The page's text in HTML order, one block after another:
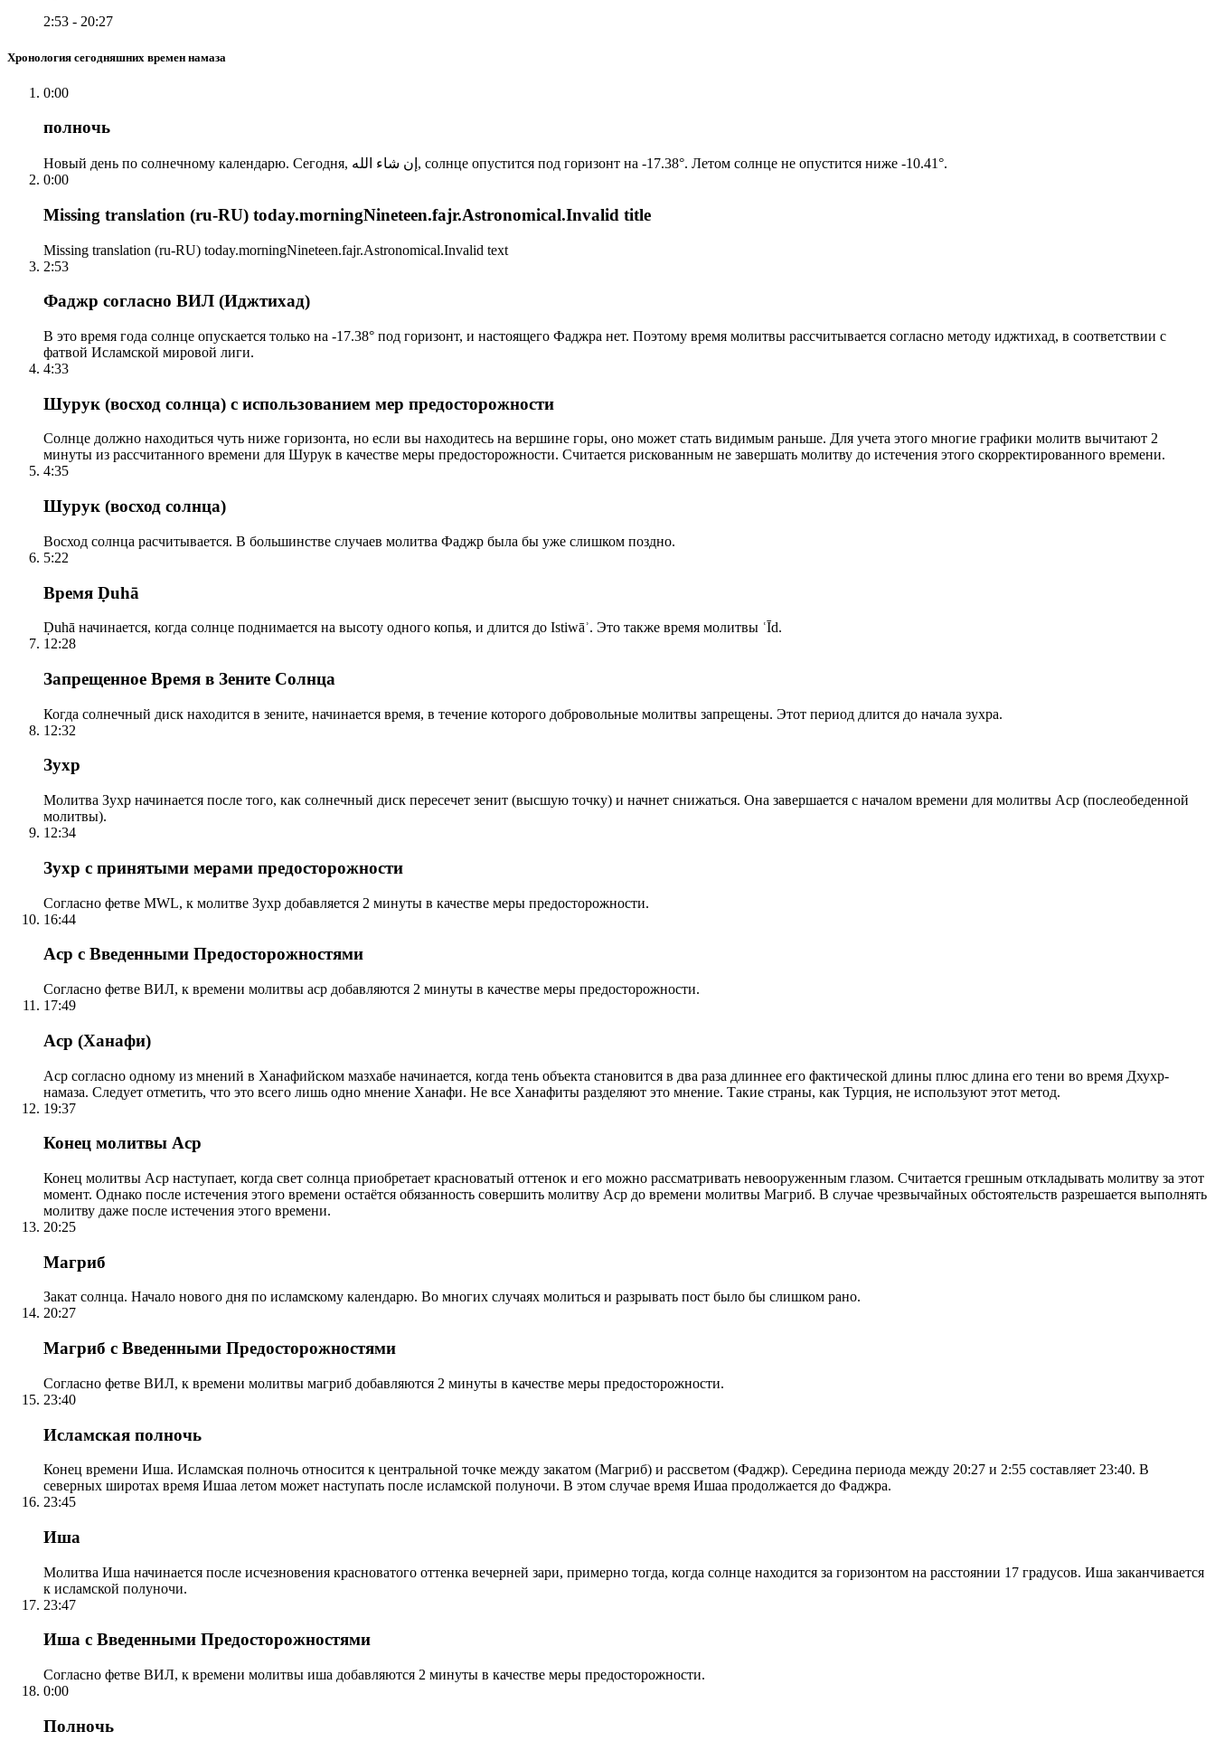
2:53 - 20:27
Хронология сегодняшних времен намаза
0:00
полночь
Новый день по солнечному календарю. Сегодня, إن شاء الله, солнце опустится под горизонт на -17.38°. Летом солнце не опустится ниже -10.41°.
0:00
Missing translation (ru-RU) today.morningNineteen.fajr.Astronomical.Invalid title
Missing translation (ru-RU) today.morningNineteen.fajr.Astronomical.Invalid text
2:53
Фаджр согласно ВИЛ (Иджтихад)
В это время года солнце опускается только на -17.38° под горизонт, и настоящего Фаджра нет. Поэтому время молитвы рассчитывается согласно методу иджтихад, в соответствии с
фатвой Исламской мировой лиги.
4:33
Шурук (восход солнца) с использованием мер предосторожности
Солнце должно находиться чуть ниже горизонта, но если вы находитесь на вершине горы, оно может стать видимым раньше. Для учета этого многие графики молитв вычитают 2
минуты из рассчитанного времени для Шурук в качестве меры предосторожности. Считается рискованным не завершать молитву до истечения этого скорректированного времени.
4:35
Шурук (восход солнца)
Восход солнца расчитывается. В большинстве случаев молитва Фаджр была бы уже слишком поздно.
5:22
Время Ḍuhā
Ḍuhā начинается, когда солнце поднимается на высоту одного копья, и длится до Istiwāʾ. Это также время молитвы ʿĪd.
12:28
Запрещенное Время в Зените Солнца
Когда солнечный диск находится в зените, начинается время, в течение которого добровольные молитвы запрещены. Этот период длится до начала зухра.
12:32
Зухр
Молитва Зухр начинается после того, как солнечный диск пересечет зенит (высшую точку) и начнет снижаться. Она завершается с началом времени для молитвы Аср (послеобеденной
молитвы).
12:34
Зухр с принятыми мерами предосторожности
Согласно фетве MWL, к молитве Зухр добавляется 2 минуты в качестве меры предосторожности.
16:44
Аср с Введенными Предосторожностями
Согласно фетве ВИЛ, к времени молитвы аср добавляются 2 минуты в качестве меры предосторожности.
17:49
Аср (Ханафи)
Аср согласно одному из мнений в Ханафийском мазхабе начинается, когда тень объекта становится в два раза длиннее его фактической длины плюс длина его тени во время Дхухр-
намаза. Следует отметить, что это всего лишь одно мнение Ханафи. Не все Ханафиты разделяют это мнение. Такие страны, как Турция, не используют этот метод.
19:37
Конец молитвы Аср
Конец молитвы Аср наступает, когда свет солнца приобретает красноватый оттенок и его можно рассматривать невооруженным глазом. Считается грешным откладывать молитву за этот
момент. Однако после истечения этого времени остаётся обязанность совершить молитву Аср до времени молитвы Магриб. В случае чрезвычайных обстоятельств разрешается выполнять
молитву даже после истечения этого времени.
20:25
Магриб
Закат солнца. Начало нового дня по исламскому календарю. Во многих случаях молиться и разрывать пост было бы слишком рано.
20:27
Магриб с Введенными Предосторожностями
Согласно фетве ВИЛ, к времени молитвы магриб добавляются 2 минуты в качестве меры предосторожности.
23:40
Исламская полночь
Конец времени Иша. Исламская полночь относится к центральной точке между закатом (Магриб) и рассветом (Фаджр). Середина периода между 20:27 и 2:55 составляет 23:40. В
северных широтах время Ишаа летом может наступать после исламской полуночи. В этом случае время Ишаа продолжается до Фаджра.
23:45
Иша
Молитва Иша начинается после исчезновения красноватого оттенка вечерней зари, примерно тогда, когда солнце находится за горизонтом на расстоянии 17 градусов. Иша заканчивается
к исламской полуночи.
23:47
Иша с Введенными Предосторожностями
Согласно фетве ВИЛ, к времени молитвы иша добавляются 2 минуты в качестве меры предосторожности.
0:00
Полночь